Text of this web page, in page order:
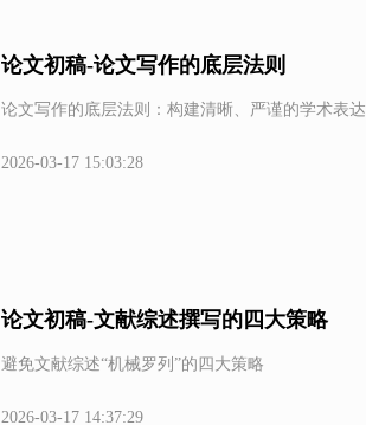
论文初稿-论文写作的底层法则
论文写作的底层法则：构建清晰、严谨的学术表达
2026-03-17 15:03:28
论文初稿-文献综述撰写的四大策略
避免文献综述“机械罗列”的四大策略
2026-03-17 14:37:29